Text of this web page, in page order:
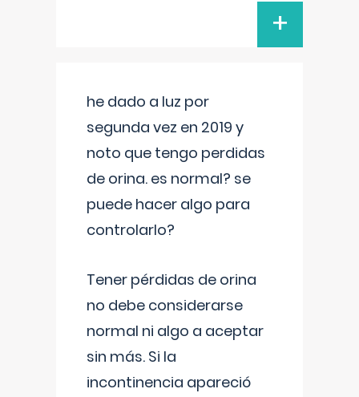
+
he dado a luz por
segunda vez en 2019 y
noto que tengo perdidas
de orina. es normal? se
puede hacer algo para
controlarlo?
Tener pérdidas de orina
no debe considerarse
normal ni algo a aceptar
sin más. Si la
incontinencia apareció